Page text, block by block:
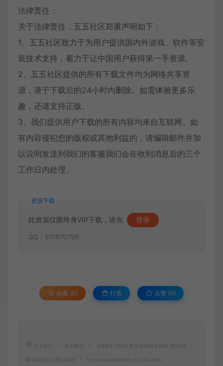
法律责任：
关于法律责任，五五社区郑重声明如下：
1、五五社区致力于为用户提供国内外游戏、软件等安
装技术支持，着力于让中国用户获得第一手资源。
2、五五社区提供的所有下载文件均为网络共享资
源，请于下载后的24小时内删除。如需体验更多乐
趣，还请支持正版。
3、我们提供用户下载的所有内容均来自互联网。如
有内容侵犯您的版权或其他利益的，请编辑邮件并加
以说明发送到我们的客服我们会在收到消息后的三个
工作日内处理。
资源下载
此资源仅限终身VIP下载，请先 登录
QQ：501970799
收藏 (0) 打赏 点赞 (0)
五五社区 各类教程 【视频】996引擎架设和版本制作 第34讲.
移动端添加小退UI按钮 http://www.668899.cn/2385.html